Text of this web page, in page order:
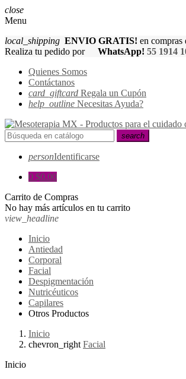
close
Menu
local_shipping ENVIO GRATIS! en
Realiza tu pedido por
WhatsApp! 55 1914
Quienes Somos
Contáctanos
card_giftcard Regala un Cupón
help_outline Necesitas Ayuda?
search
personIdentificarse
0 $0.00
Carrito de Compras
No hay más artículos en tu carrito
view_headline
Inicio
Antiedad
Corporal
Facial
Despigmentación
Nutricéuticos
Capilares
Otros Productos
Inicio
chevron_right Facial
Inicio